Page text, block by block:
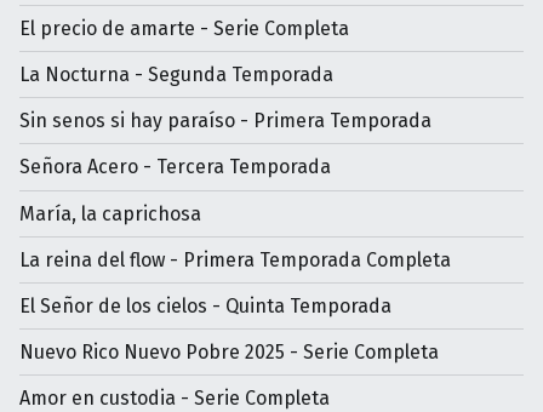
El precio de amarte - Serie Completa
La Nocturna - Segunda Temporada
Sin senos si hay paraíso - Primera Temporada
Señora Acero - Tercera Temporada
María, la caprichosa
La reina del flow - Primera Temporada Completa
El Señor de los cielos - Quinta Temporada
Nuevo Rico Nuevo Pobre 2025 - Serie Completa
Amor en custodia - Serie Completa